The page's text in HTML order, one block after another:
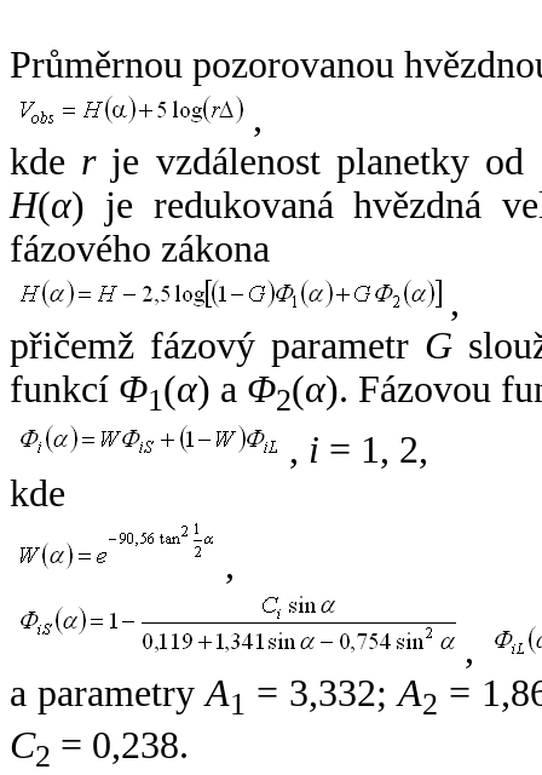
Průměrnou pozorovanou
,
kde rje vzdálenost planetky od
H(α) je redukovaná hvězdná
fázového zákona
,
přičemž fázový parametr G
funkcí Φ1(α) a Φ2(α). Fázovou
, i = 1, 2,
kde
,
,
a parametryA1 = 3,332;A2 =
C2 = 0,238.